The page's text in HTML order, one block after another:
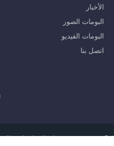
الأخبار
البومات الصور
البومات الفيديو
اتصل بنا